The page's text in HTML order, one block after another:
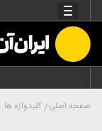
صفحه اصلی کلیدواژه ها